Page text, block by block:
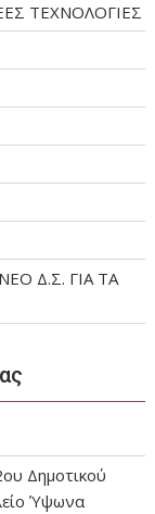
ΤΕΧΝΟΛΟΓΙΕΣ
Δ.Σ. ΓΙΑ ΤΑ
Δημοτικού
Ύψωνα